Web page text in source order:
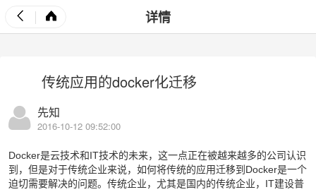
详情
传统应用的docker化迁移
先知
2016-10-12 09:52:00
Docker是云技术和IT技术的未来，这一点正在被越来越多的公司认识
到，但是对于传统企业来说，如何将传统的应用迁移到Docker是一个
迫切需要解决的问题。传统企业，尤其是国内的传统企业，IT建设普